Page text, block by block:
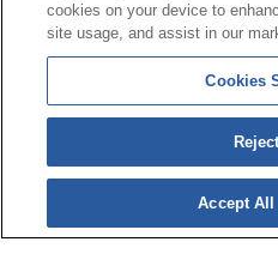
Kontaktua|
Lerro Unibertsala 900 203
berezien Batzordea| Toki
© 2026ko Universal Mutua|
abisua | Datu-babesaren
Jarraitu bertan:
cookies on your device to
site usage, and assist in our
Cookies
Accept